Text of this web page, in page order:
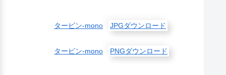
タービン-mono JPGダウンロード
タービン-mono PNGダウンロード